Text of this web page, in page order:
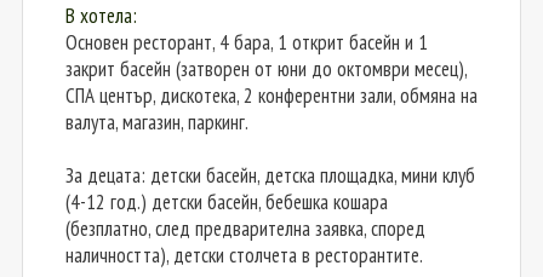
В хотела:
Основен ресторант, 4 бара, 1 открит басейн и 1
закрит басейн (затворен от юни до октомври месец),
СПА център, дискотека, 2 конферентни зали, обмяна на
валута, магазин, паркинг.
За децата: детски басейн, детска площадка, мини клуб
(4-12 год.) детски басейн, бебешка кошара
(безплатно, след предварителна заявка, според
наличността), детски столчета в ресторантите.